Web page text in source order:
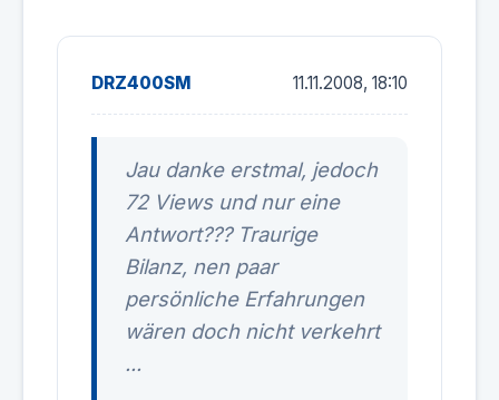
DRZ400SM 11.11.2008, 18:10
Jau danke erstmal, jedoch
72 Views und nur eine
Antwort??? Traurige
Bilanz, nen paar
persönliche Erfahrungen
wären doch nicht verkehrt
...